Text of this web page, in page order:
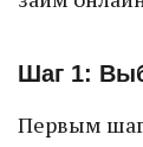
Шаг 1:
Первым